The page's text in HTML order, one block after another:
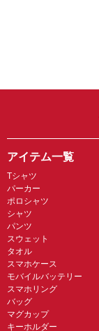
アイテム一覧
Tシャツ
パーカー
ポロシャツ
シャツ
パンツ
スウェット
タオル
スマホケース
モバイルバッテリー
スマホリング
バッグ
マグカップ
キーホルダー